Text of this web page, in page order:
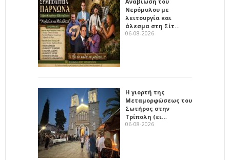
Νερόμυλου με
λειτουργία και
άλεσμα στη Σίτ…
06-08-2026
Η γιορτή της
Μεταμορφώσεως του
Σωτήρος στην
Τρίπολη (ει…
06-08-2026